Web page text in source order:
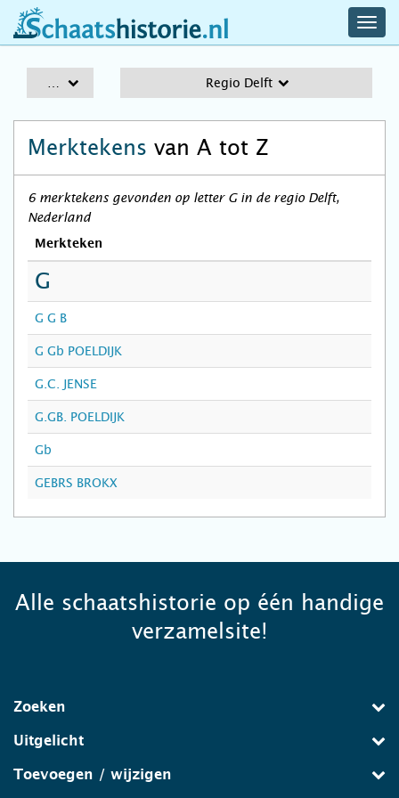
schaatshistorie.nl
Regio Delft
Merktekens van A tot Z
6 merktekens gevonden op letter G in de regio Delft,
Nederland
Merkteken
G
G G B
G Gb POELDIJK
G.C. JENSE
G.GB. POELDIJK
Gb
GEBRS BROKX
Alle schaatshistorie op één handige
verzamelsite!
Zoeken
Uitgelicht
Toevoegen / wijzigen